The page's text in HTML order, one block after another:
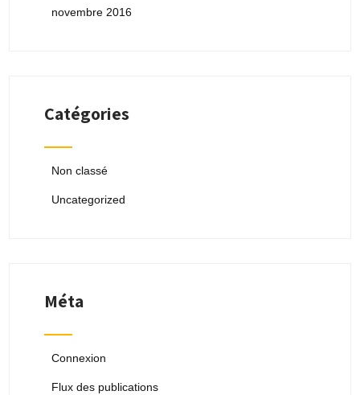
novembre 2016
Catégories
Non classé
Uncategorized
Méta
Connexion
Flux des publications